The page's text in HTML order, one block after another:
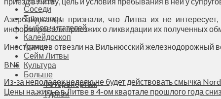
Соседи
Транспорт
Выбор читателей
Калейдоскоп
Армия
Сейм Литвы
Культура
Больше
Фоторепортаж
Туризм
Азербайджанцы признали, что Литва их не
информировали приезжих о ликвидации их полученных
Иностранцев отвезли на Вильнюсский железнодорожный
BNS
Из-за неполадок неделю не будет действовать смычка
Цены на жилье в Литве в 4-ом квартале прошлого года